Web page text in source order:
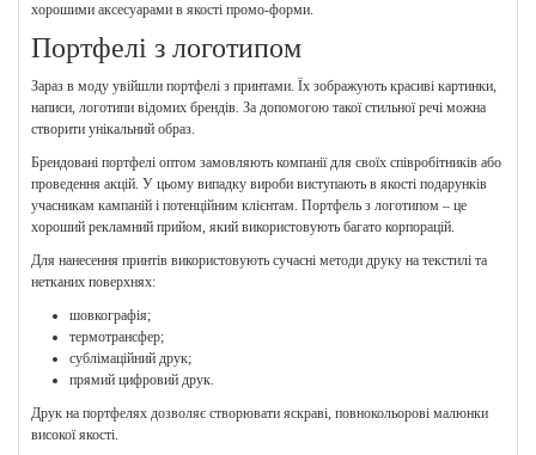
хорошими аксесуарами в якості промо-форми.
Портфелі з логотипом
Зараз в моду увійшли портфелі з принтами. Їх зображують красиві картинки,
написи, логотипи відомих брендів. За допомогою такої стильної речі можна
створити унікальний образ.
Брендовані портфелі оптом замовляють компанії для своїх співробітників або
проведення акцій. У цьому випадку вироби виступають в якості подарунків
учасникам кампаній і потенційним клієнтам. Портфель з логотипом – це
хороший рекламний прийом, який використовують багато корпорацій.
Для нанесення принтів використовують сучасні методи друку на текстилі та
нетканих поверхнях:
шовкографія;
термотрансфер;
сублімаційний друк;
прямий цифровий друк.
Друк на портфелях дозволяє створювати яскраві, повнокольорові малюнки
високої якості.